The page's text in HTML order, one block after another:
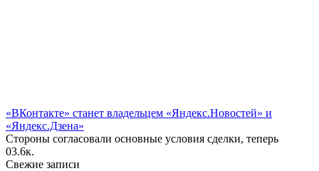
«ВКонтакте» станет владельцем «Яндекс.Новостей» и
«Яндекс.Дзена»
Стороны согласовали основные условия сделки, теперь
03.6к.
Свежие записи